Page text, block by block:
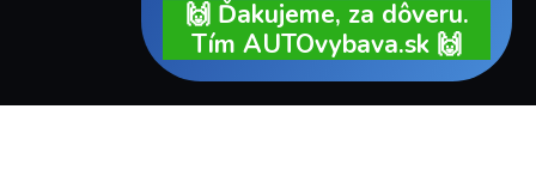
Vytvoril Shoptet
🙌 Ďakujeme, za dôveru.
Tím AUTOvybava.sk 🙌